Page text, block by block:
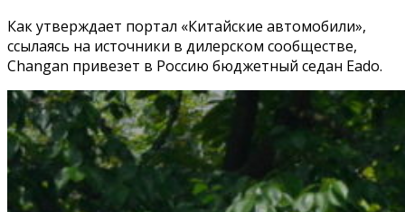
Как утверждает портал «Китайские автомобили»,
ссылаясь на источники в дилерском сообществе,
Changan привезет в Россию бюджетный седан Eado.